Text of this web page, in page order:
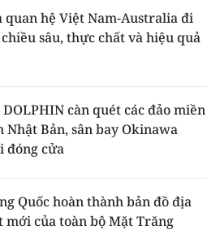
quan hệ Việt Nam-Australia đi
sâu, thực chất và hiệu quả
DOLPHIN càn quét các đảo miền
Nhật Bản, sân bay Okinawa
đóng cửa
Quốc hoàn thành bản đồ địa
mới của toàn bộ Mặt Trăng